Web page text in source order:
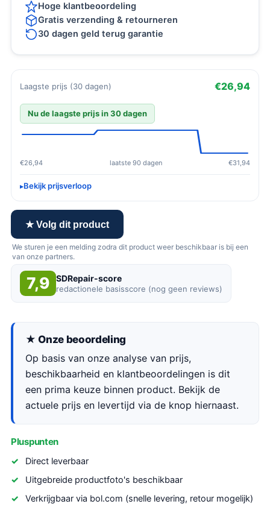
Hoge klantbeoordeling
Gratis verzending & retourneren
30 dagen geld terug garantie
Laagste prijs (30 dagen) €26,94
Nu de laagste prijs in 30 dagen
€26,94 laatste 90 dagen €31,94
Bekijk prijsverloop
★ Volg dit product
We sturen je een melding zodra dit product weer beschikbaar is bij een
van onze partners.
7,9 SDRepair-score
redactionele basisscore (nog geen reviews)
★ Onze beoordeling
Op basis van onze analyse van prijs,
beschikbaarheid en klantbeoordelingen is dit
een prima keuze binnen product. Bekijk de
actuele prijs en levertijd via de knop hiernaast.
Pluspunten
Direct leverbaar
Uitgebreide productfoto's beschikbaar
Verkrijgbaar via bol.com (snelle levering, retour mogelijk)